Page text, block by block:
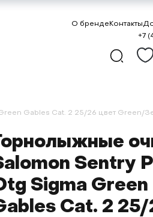
О бренде Контакты
+7
Gables Cat. 2 25/26 цвет Green/
Sentry
Sigma Green
Cat. 2 25/